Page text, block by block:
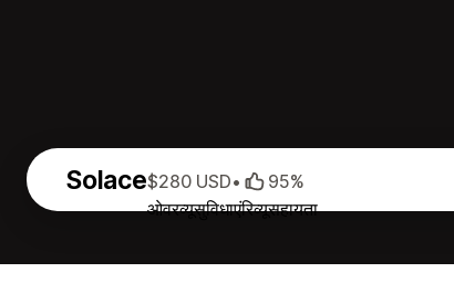
Solace
ओवरव्यूसुविधाएंरिव्यूसहायता
$280 USD• 95%